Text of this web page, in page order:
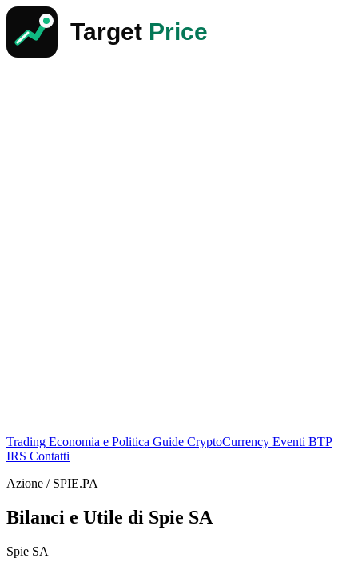
Trading Economia e Politica Guide CryptoCurrency Eventi BTP
IRS Contatti
Azione / SPIE.PA
Bilanci e Utile di Spie SA
Spie SA